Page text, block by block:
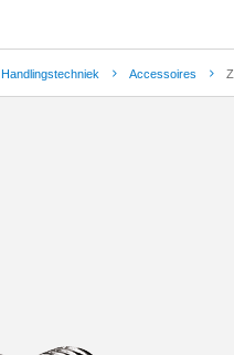
Handlingstechniek Accessoires